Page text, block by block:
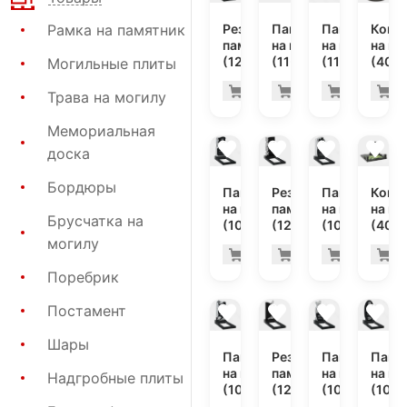
Рамка на памятник
Могильные плиты
Трава на могилу
Мемориальная
доска
Бордюры
Брусчатка на
могилу
Поребрик
Постамент
Шары
Надгробные плиты
Резной
памятник
(12-357)
80.700
Купить
Памятник
на могилу
(11-302)
Купить
Памятник
на могилу
(11-167)
Купить
на
(40-
Памятник
на могилу
(10-575)
42.700
Купить
Резной
памятник
(12-304)
Купить
Памятник
на могилу
(10-476)
Купить
на
(40-
Памятник
на могилу
(10-637)
Резной
памятник
(12-266)
Памятник
на могилу
(10-693)
на
(10-